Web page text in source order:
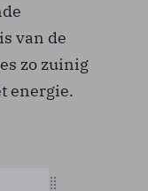
van de
zo zuinig
energie.